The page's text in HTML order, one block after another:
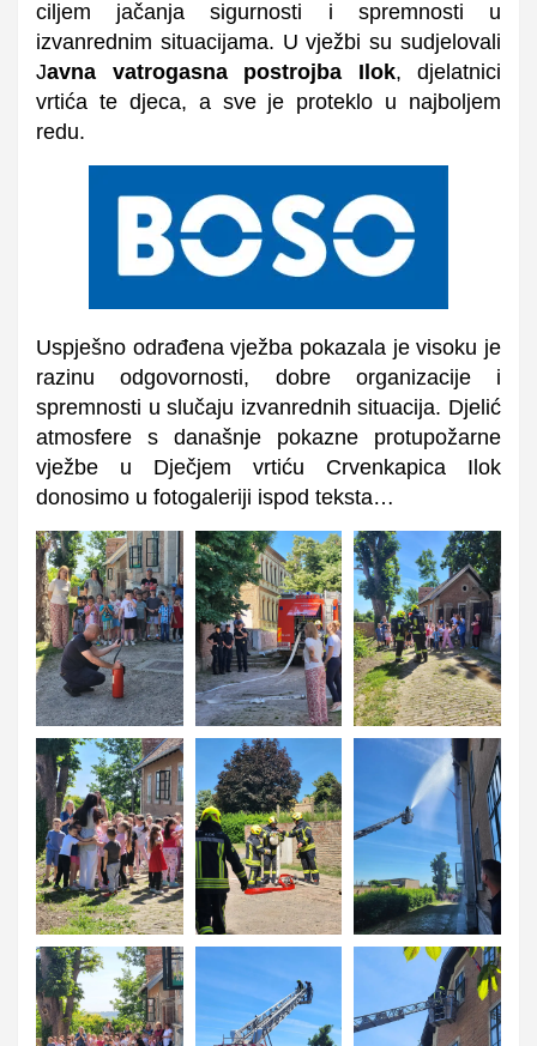
ciljem jačanja sigurnosti i spremnosti u
izvanrednim situacijama. U vježbi su sudjelovali
Javna vatrogasna postrojba Ilok, djelatnici
vrtića te djeca, a sve je proteklo u najboljem
redu.
Uspješno odrađena vježba pokazala je visoku je
razinu odgovornosti, dobre organizacije i
spremnosti u slučaju izvanrednih situacija. Djelić
atmosfere s današnje pokazne protupožarne
vježbe u Dječjem vrtiću Crvenkapica Ilok
donosimo u fotogaleriji ispod teksta…